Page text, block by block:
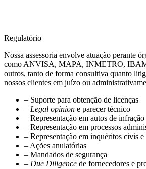
Regulatório
Nossa assessoria envolve atuação perante
como ANVISA, MAPA, INMETRO,
outros, tanto de forma consultiva quanto
nossos clientes em juízo ou
– Suporte para obtenção de licenças
– Legal opinion e parecer técnico
– Representação em autos de infração
– Representação em processos
– Representação em inquéritos civis
– Ações anulatórias
– Mandados de segurança
– Due Diligence de fornecedores e